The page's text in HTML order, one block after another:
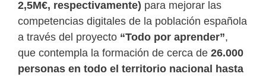
2,5M€, respectivamente) para mejorar las
competencias digitales de la población española
a través del proyecto “Todo por aprender”,
que contempla la formación de cerca de 26.000
personas en todo el territorio nacional hasta